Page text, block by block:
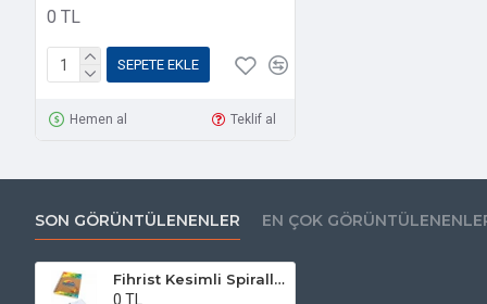
0 TL
SEPETE EKLE
Hemen al Teklif al
SON GÖRÜNTÜLENENLER EN ÇOK
Fihrist Kesimli Spiralli Sıvama Kapak Ajanda
0 TL